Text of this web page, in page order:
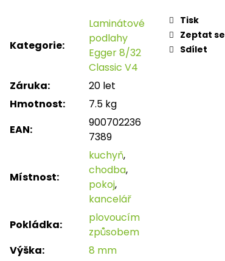
Kategorie:
Laminátové
podlahy
Egger 8/32
Classic V4
Záruka:
20 let
Hmotnost:
7.5 kg
EAN:
900702236
7389
Místnost:
kuchyň,
chodba,
pokoj,
kancelář
Pokládka:
plovoucím
způsobem
Výška:
8 mm
Tisk
Zeptat se
Sdílet